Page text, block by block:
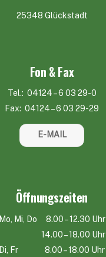
25348 Glückstadt
Fon & Fax
Tel.: 04124 – 6 03 29-0
Fax: 04124 – 6 03 29-29
E-MAIL
Öffnungszeiten
Mo, Mi, Do 8.00 – 12.30 Uhr
14.00 – 18.00 Uhr
Di, Fr 8.00 – 18.00 Uhr